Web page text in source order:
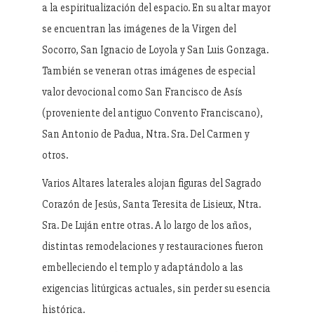
a la espiritualización del espacio. En su altar mayor
se encuentran las imágenes de la Virgen del
Socorro, San Ignacio de Loyola y San Luis Gonzaga.
También se veneran otras imágenes de especial
valor devocional como San Francisco de Asís
(proveniente del antiguo Convento Franciscano),
San Antonio de Padua, Ntra. Sra. Del Carmen y
otros.
Varios Altares laterales alojan figuras del Sagrado
Corazón de Jesús, Santa Teresita de Lisieux, Ntra.
Sra. De Luján entre otras. A lo largo de los años,
distintas remodelaciones y restauraciones fueron
embelleciendo el templo y adaptándolo a las
exigencias litúrgicas actuales, sin perder su esencia
histórica.